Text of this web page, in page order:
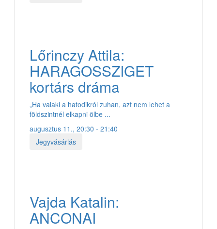
Lőrinczy Attila:
HARAGOSSZIGET
kortárs dráma
„Ha valaki a hatodikról zuhan, azt nem lehet a
földszintnél elkapni ölbe ...
augusztus 11., 20:30 - 21:40
Jegyvásárlás
Vajda Katalin:
ANCONAI